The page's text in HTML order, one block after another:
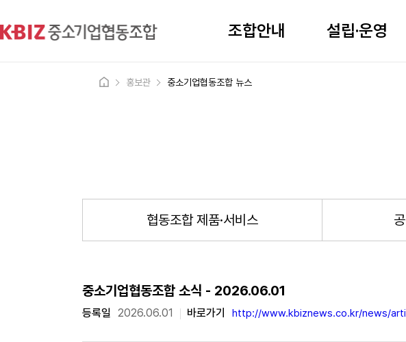
조합안내 설립·운영
홍보관 중소기업협동조합 뉴스
협동조합 제품·서비스
중소기업협동조합 소식 - 2026.06.01
등록일 2026.06.01 바로가기 http://www.kbiznews.co.kr/news/